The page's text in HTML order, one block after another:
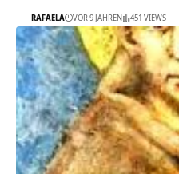
RAFAELA VOR 9 JAHREN 451 VIEWS